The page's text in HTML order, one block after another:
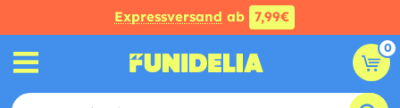
Expressversand ab 7,99€
0